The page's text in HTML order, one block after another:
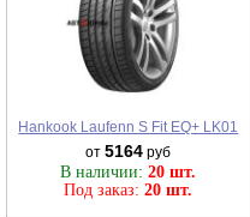
Hankook Laufenn S Fit EQ+ LK01
от5164 руб
В наличии:20 шт.
Под заказ:20 шт.